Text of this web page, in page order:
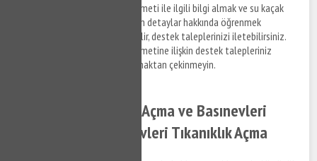
Basınevleri su kaçak bulma hizmeti ile ilgili bilgi almak ve su kaçak
tespit tamir hizmetlerine ilişkin detaylar hakkında öğrenmek
istediğiniz konuları bize sorabilir, destek taleplerinizi iletebilirsiniz.
Basınevleri su kaçak bulma hizmetine ilişkin destek talepleriniz
hakkında bizimle bağlantı kurmaktan çekinmeyin.
Basınevleri Lavabo Açma ve Basınevleri
Gider Açma - Basınevleri Tıkanıklık Açma